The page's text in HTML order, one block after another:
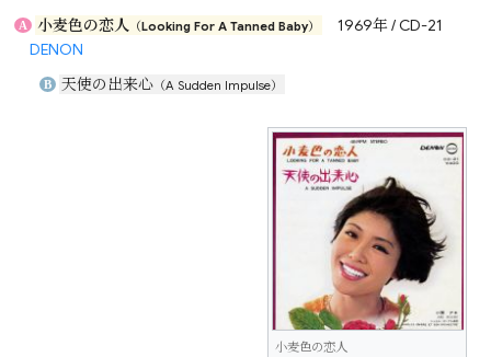
A 小麦色の恋人 （Looking For A Tanned Baby）
1969年 / CD-21
DENON
B 天使の出来心（A Sudden Impulse）
小麦色の恋人